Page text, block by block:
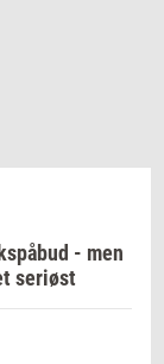
- men
seriøst